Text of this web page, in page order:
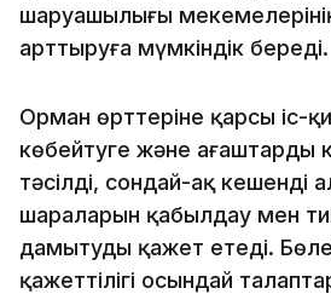
шаруашылығы мекемелерінің
арттыруға мүмкіндік береді.
Орман өрттеріне қарсы іс-
көбейтуге және ағаштарды
тәсілді, сондай-ақ кешенді
шараларын қабылдау мен
дамытуды қажет етеді.
қажеттілігі осындай